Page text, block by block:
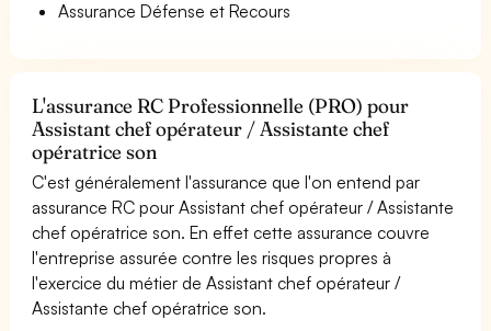
Assurance Défense et Recours
L'assurance RC Professionnelle (PRO) pour
Assistant chef opérateur / Assistante chef
opératrice son
C'est généralement l'assurance que l'on entend par
assurance RC pour Assistant chef opérateur / Assistante
chef opératrice son. En effet cette assurance couvre
l'entreprise assurée contre les risques propres à
l'exercice du métier de Assistant chef opérateur /
Assistante chef opératrice son.